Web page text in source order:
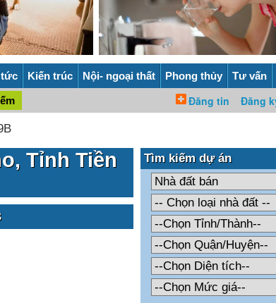
Kiến trúc Nội- ngoại thất Phong thủy Tư vấn
Tỉnh Tiền
Tìm kiếm dự án